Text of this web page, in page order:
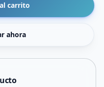
carrito
ahora